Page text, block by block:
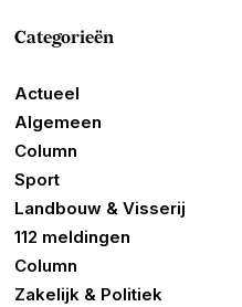
Categorieën
Actueel
Algemeen
Column
Sport
Landbouw & Visserij
112 meldingen
Column
Zakelijk & Politiek